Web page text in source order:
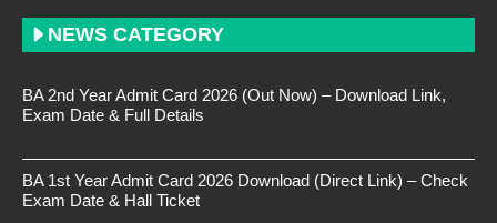
NEWS CATEGORY
BA 2nd Year Admit Card 2026 (Out Now) – Download Link,
Exam Date & Full Details
BA 1st Year Admit Card 2026 Download (Direct Link) – Check
Exam Date & Hall Ticket